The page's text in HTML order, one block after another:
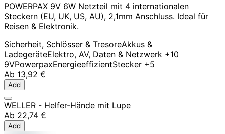
POWERPAX 9V 6W Netzteil mit 4 internationalen
Steckern (EU, UK, US, AU), 2,1mm Anschluss. Ideal für
Reisen & Elektronik.
Sicherheit, Schlösser & TresoreAkkus &
LadegeräteElektro, AV, Daten & Netzwerk +10
9VPowerpaxEnergieeffizientStecker +5
Ab 13,92 €
Add
WELLER - Helfer-Hände mit Lupe
Ab 22,74 €
Add